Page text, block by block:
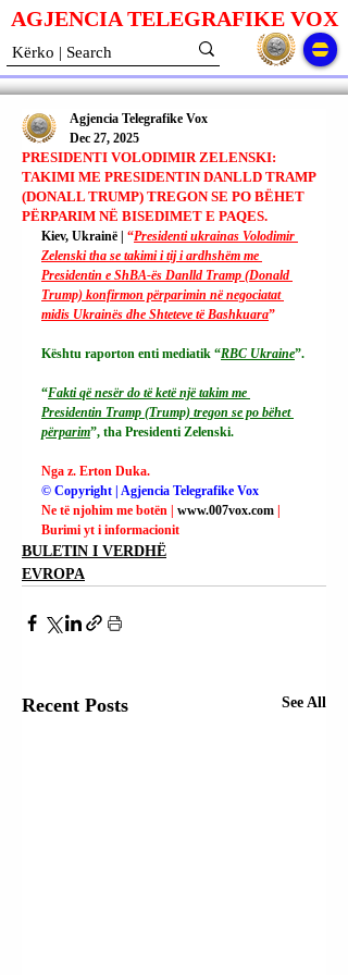
AGJENCIA TELEGRAFIKE VOX
PRESIDENTI VOLODIMIR ZELENSKI:
TAKIMI ME PRESIDENTIN DANLLD TRAMP
(DONALL TRUMP) TREGON SE PO BËHET
PËRPARIM NË BISEDIMET E PAQES.
Agjencia Telegrafike Vox
Dec 27, 2025
Kiev, Ukrainë | “Presidenti ukrainas Volodimir
Zelenski tha se takimi i tij i ardhshëm me
Presidentin e ShBA-ës Danlld Tramp (Donald
Trump) konfirmon përparimin në negociatat
midis Ukrainës dhe Shteteve të Bashkuara”
Kështu raporton enti mediatik “RBC Ukraine”.
“Fakti që nesër do të ketë një takim me
Presidentin Tramp (Trump) tregon se po bëhet
përparim”, tha Presidenti Zelenski.
Nga z. Erton Duka.
© Copyright | Agjencia Telegrafike Vox
Ne të njohim me botën | www.007vox.com
Burimi yt i informacionit
BULETIN I VERDHË
EVROPA
Recent Posts See All